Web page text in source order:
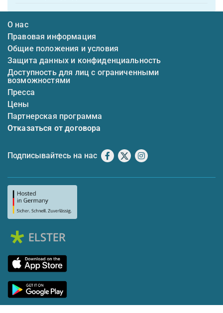
О нас
Правовая информация
Общие положения и условия
Защита данных и конфиденциальность
Доступность для лиц с ограниченными
возможностями
Пресса
Цены
Партнерская программа
Отказаться от договора
Подписывайтесь на нас Facebook
X Instagram